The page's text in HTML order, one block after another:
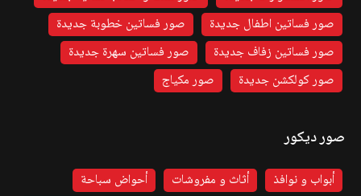
صور فساتين اطفال جديدة
صور فساتين خطوبة جديدة
صور فساتين زفاف جديدة
صور فساتين سهرة جديدة
صور كولكشن جديدة
صور مكياج
صور ديكور
أبواب و نوافذ أثاث و مفروشات
أحواض سباحة